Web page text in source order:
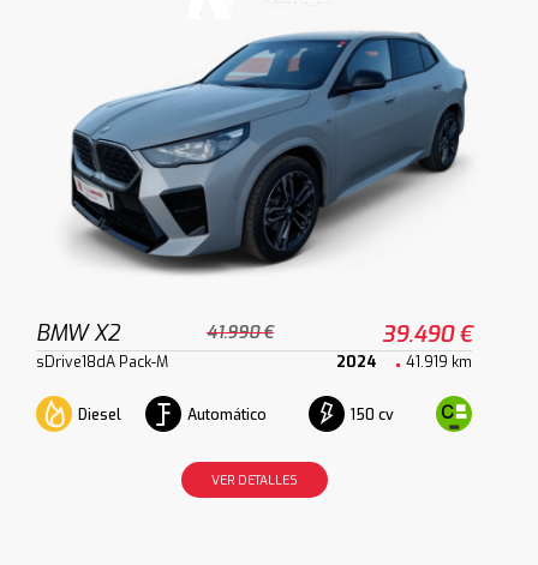
BMW X2 41.990 € 39.490 €
sDrive18dA Pack-M 2024 41.919 km
Diesel Automático 150 cv
VER DETALLES